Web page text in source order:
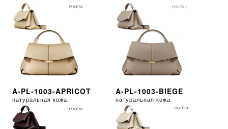
A-PL-1003-APRICOT
натуральная кожа
A-PL-1003-BIEGE
натуральная кожа